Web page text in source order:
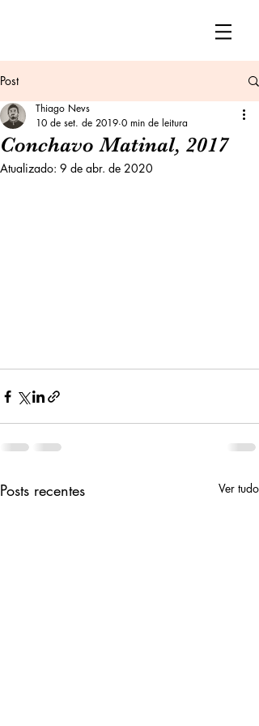
Post
Conchavo Matinal, 2017
Thiago Nevs
10 de set. de 2019 0 min de leitura
Atualizado: 9 de abr. de 2020
Posts recentes Ver tudo